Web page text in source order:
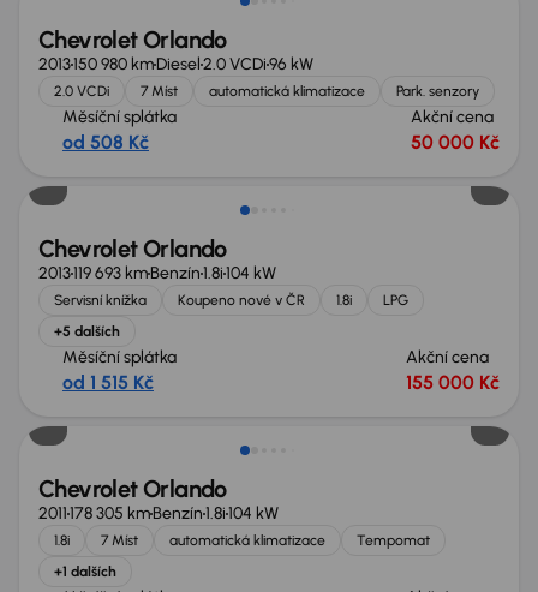
Chevrolet Orlando
2013150 980 kmDiesel2.0 VCDi96 kW
2.0 VCDi 7 Míst automatická klimatizace Park. senzory
Měsíční splátka
od 508 Kč
Akční cena
50 000 Kč
Chevrolet Orlando
2013119 693 kmBenzín1.8i104 kW
Servisní knížka Koupeno nové v ČR 1.8i
LPG
+5 dalších
Měsíční splátka
od 1 515 Kč
Akční cena
155 000 Kč
Zlevněno o 20 000 Kč
Chevrolet Orlando
2011178 305 kmBenzín1.8i104 kW
1.8i 7 Míst automatická klimatizace
Tempomat
+1 dalších